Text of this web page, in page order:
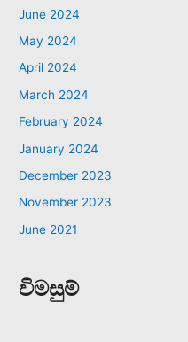
June 2024
May 2024
April 2024
March 2024
February 2024
January 2024
December 2023
November 2023
June 2021
විමසුම්